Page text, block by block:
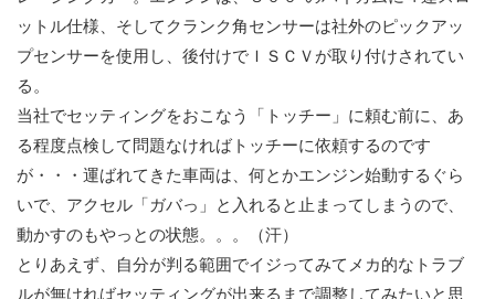
ットル仕様、そしてクランク角センサーは社外のピックアッ
プセンサーを使用し、後付けでＩＳＣＶが取り付けされてい
る。
当社でセッティングをおこなう「トッチー」に頼む前に、あ
る程度点検して問題なければトッチーに依頼するのです
が・・・運ばれてきた車両は、何とかエンジン始動するぐら
いで、アクセル「ガバっ」と入れると止まってしまうので、
動かすのもやっとの状態。。。（汗）
とりあえず、自分が判る範囲でイジってみてメカ的なトラブ
ルが無ければセッティングが出来るまで調整してみたいと思